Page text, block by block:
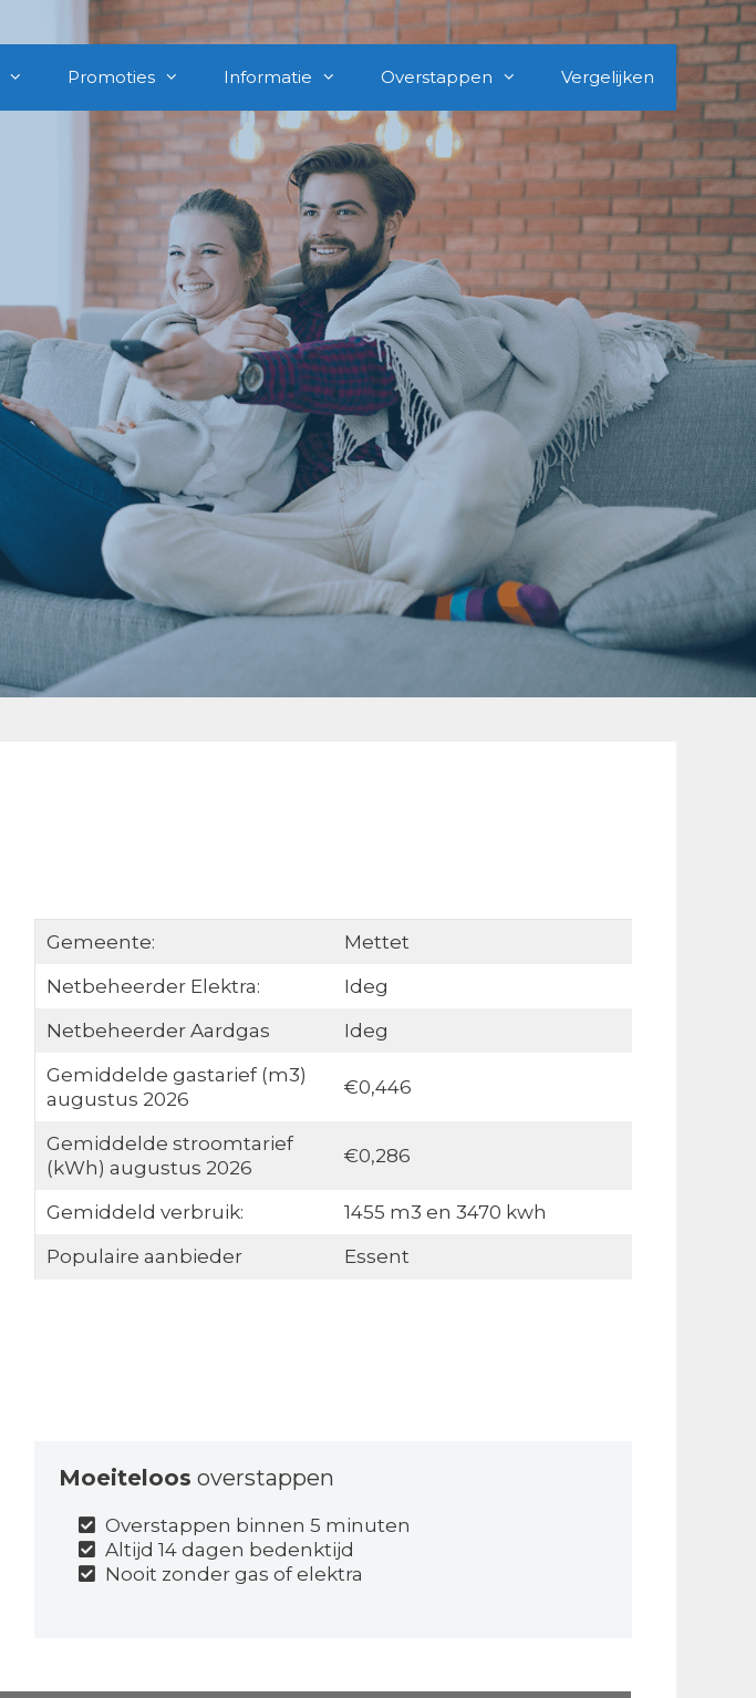
Promoties Informatie Overstappen Vergelijken
Gemeente:
Mettet
Netbeheerder Elektra:
Ideg
Netbeheerder Aardgas
Ideg
Gemiddelde gastarief (m3)
augustus 2026
€0,446
Gemiddelde stroomtarief
(kWh) augustus 2026
€0,286
Gemiddeld verbruik:
1455 m3 en 3470 kwh
Populaire aanbieder
Essent
Moeiteloos overstappen
Overstappen binnen 5 minuten
Altijd 14 dagen bedenktijd
Nooit zonder gas of elektra